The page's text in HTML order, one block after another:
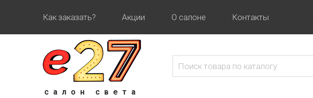
Как заказать? Акции О салоне Контакты
салон света